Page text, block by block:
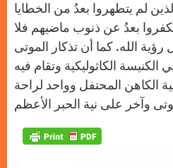
لم يتطهروا بعدُ من الخطايا
بعدُ عن ذنوب ماضيهم فلا
الله. كما أن تذكار الموتى
الكاثوليكية وتقام فيه
الكاهن المحتفل وواحد لراحة